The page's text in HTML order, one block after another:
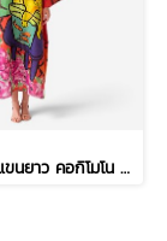
คาฟทานเดรสแขนยาว คอกิโมโน - สีแดง : ลายเจ้าเหมียวจอมซนกับโหลปลาทอง